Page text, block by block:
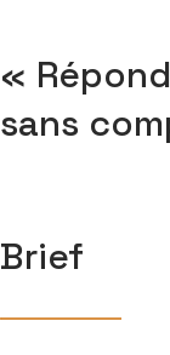
«
sans
Brief